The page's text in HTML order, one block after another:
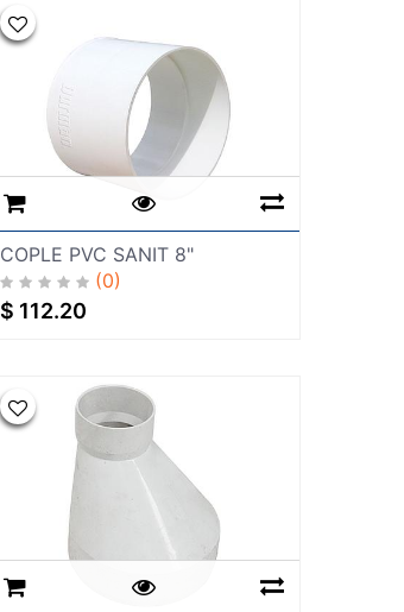
COPLE PVC SANIT 8"
(0)
$ 112.20